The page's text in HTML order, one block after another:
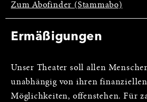
Zum Abofinder (Stammabo)
Ermäßigungen
Unser Theater soll allen
unabhängig von ihren finanziellen
Möglichkeiten, offenstehen. Für